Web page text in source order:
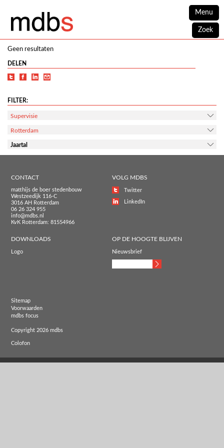
Menu
Zoek
Geen resultaten
DELEN
FILTER:
Supervisie
Rotterdam
Jaartal
CONTACT
matthijs de boer stedenbouw
Westzeedijk 116-C
3016 AH Rotterdam
06 26 324 955
info@mdbs.nl
KvK Rotterdam: 81554966
VOLG MDBS
Twitter
LinkedIn
DOWNLOADS
Logo
OP DE HOOGTE BLIJVEN
Nieuwsbrief
Sitemap
Voorwaarden
mdbs focus
Copyright 2026 mdbs
Colofon